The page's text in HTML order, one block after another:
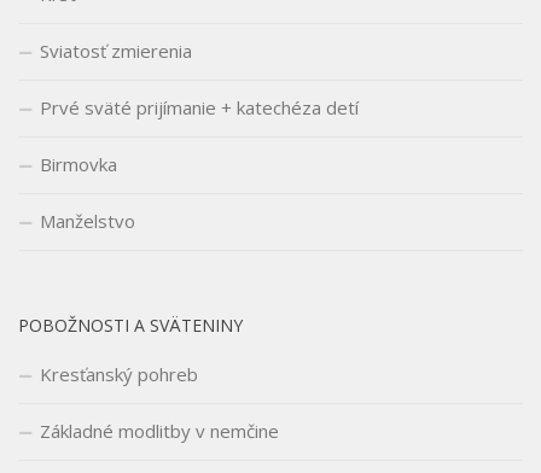
Sviatosť zmierenia
Prvé sväté prijímanie + katechéza detí
Birmovka
Manželstvo
POBOŽNOSTI A SVÄTENINY
Kresťanský pohreb
Základné modlitby v nemčine